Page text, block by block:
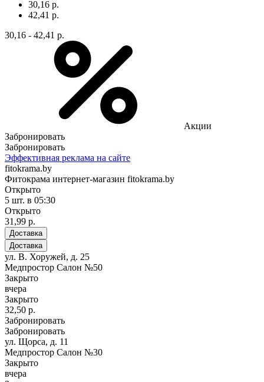
30,16 р.
42,41 р.
30,16 - 42,41 р.
Акции
Забронировать
Забронировать
Эффективная реклама на сайте
fitokrama.by
Фитокрама интернет-магазин fitokrama.by
Открыто
5 шт. в 05:30
Открыто
31,99 р.
Доставка
Доставка
ул. В. Хоружей, д. 25
Медпростор Салон №50
Закрыто
вчера
Закрыто
32,50 р.
Забронировать
Забронировать
ул. Щорса, д. 11
Медпростор Салон №30
Закрыто
вчера